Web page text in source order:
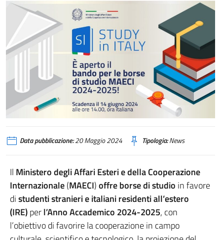
Data pubblicazione:20 Maggio 2024 Tipologia:News
Il Ministero degli Affari Esteri e della Cooperazione
Internazionale(MAECI)offre borse di studio in favore
distudenti stranieri e italiani residenti all’estero
(IRE)perl’Anno Accademico 2024-2025, con
l’obiettivo di favorire la cooperazione in campo